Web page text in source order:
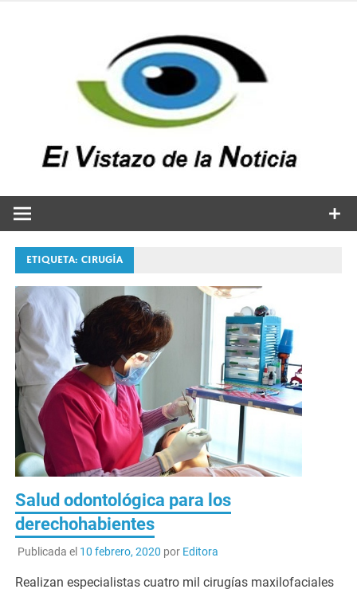
ETIQUETA:CIRUGÍA
Salud odontológica para los
derechohabientes
Publicada el 10 febrero, 2020 por Editora
Realizan especialistas cuatro mil cirugías maxilofaciales